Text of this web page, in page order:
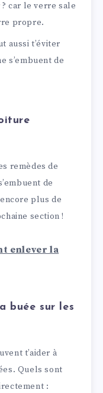
car le verre sale
propre.
aussi t’éviter
s’embuent de
remèdes de
de
plus de
section !
enlever la
buée sur les
t’aider à
Quels sont
: